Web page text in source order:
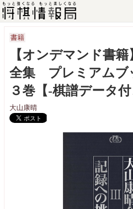
書籍
【オンデマンド書
全集 プレミアムブ
３巻【-棋譜データ付
大山康晴